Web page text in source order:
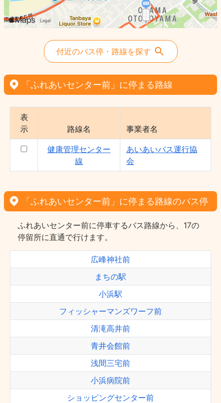
付近のバス停・路線を探す
「ふれあいセンター前」に停まる路線
表
示
路線名 事業者名
健康管理センター
線
あいあいバス運行協
会
「ふれあいセンター前」に停まる路線のバス停
ふれあいセンター前に停車するバス路線から、17の
停留所に直通で行けます。
広峰神社前
まちの駅
小浜駅
フィッシャーマンズワーフ前
清滝高井前
青井会館前
浅間三宅前
小浜病院前
ショッピングセンター前